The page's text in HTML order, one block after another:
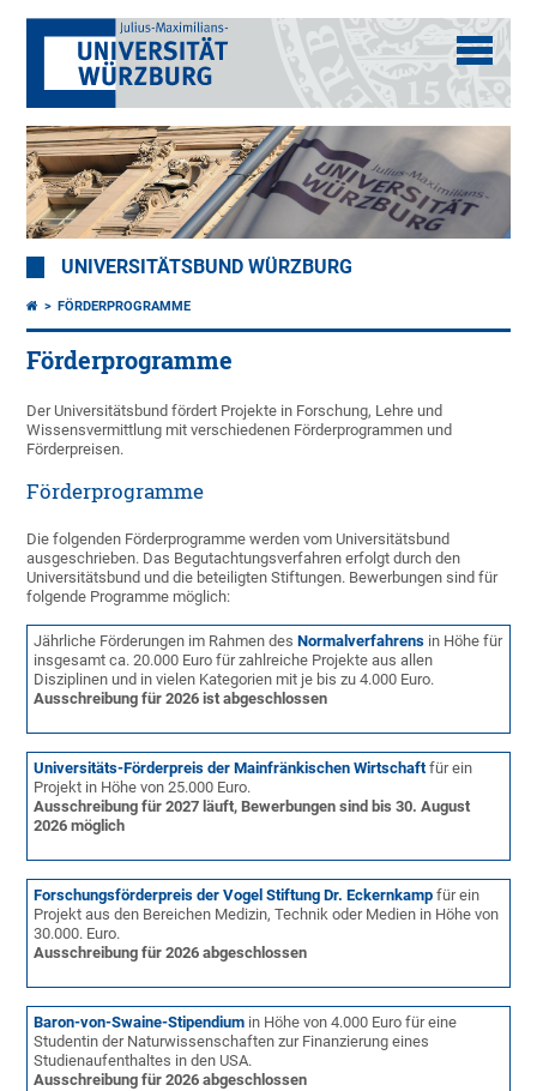
UNIVERSITÄTSBUND WÜRZBURG
FÖRDERPROGRAMME
Förderprogramme
Der Universitätsbund fördert Projekte in Forschung, Lehre und
Wissensvermittlung mit verschiedenen Förderprogrammen und
Förderpreisen.
Förderprogramme
Die folgenden Förderprogramme werden vom Universitätsbund
ausgeschrieben. Das Begutachtungsverfahren erfolgt durch den
Universitätsbund und die beteiligten Stiftungen. Bewerbungen sind für
folgende Programme möglich:
Jährliche Förderungen im Rahmen desNormalverfahrens in Höhe für
insgesamt ca. 20.000 Euro für zahlreiche Projekte aus allen
Disziplinen und in vielen Kategorien mit je bis zu 4.000 Euro.
Ausschreibung für 2026 ist abgeschlossen
Universitäts-Förderpreis der Mainfränkischen Wirtschaftfür ein
Projekt in Höhe von 25.000 Euro.
Ausschreibung für 2027 läuft, Bewerbungen sind bis 30. August
2026 möglich
Forschungsförderpreis der Vogel Stiftung Dr. Eckernkamp für ein
Projekt aus den Bereichen Medizin, Technik oder Medien in Höhe von
30.000. Euro.
Ausschreibung für 2026 abgeschlossen
Baron-von-Swaine-Stipendium in Höhe von 4.000 Euro für eine
Studentin der Naturwissenschaften zur Finanzierung eines
Studienaufenthaltes in den USA.
Ausschreibung für 2026 abgeschlossen